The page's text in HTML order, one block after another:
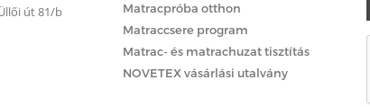
út 81/b
Matracpróba otthon
Matraccsere program
Matrac- és matrachuzat tisztítás
NOVETEX vásárlási utalvány